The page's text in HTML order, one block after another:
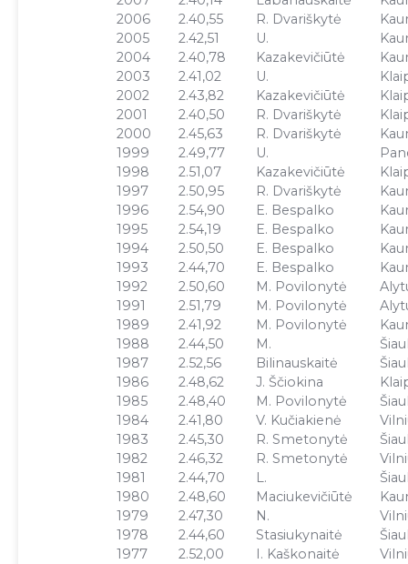
2006
2005
2004
2003
2002
2001
2000
1999
1998
1997
1996
1995
1994
1993
1992
1991
1989
1988
1987
1986
1985
1984
1983
1982
1981
1980
1979
1978
1977
2.40,55
2.42,51
2.40,78
2.41,02
2.43,82
2.40,50
2.45,63
2.49,77
2.51,07
2.50,95
2.54,90
2.54,19
2.50,50
2.44,70
2.50,60
2.51,79
2.41,92
2.44,50
2.52,56
2.48,62
2.48,40
2.41,80
2.45,30
2.46,32
2.44,70
2.48,60
2.47,30
2.44,60
2.52,00
R. Dvariškytė
U.
Kazakevičiūtė
U.
Kazakevičiūtė
R. Dvariškytė
R. Dvariškytė
U.
Kazakevičiūtė
R. Dvariškytė
E. Bespalko
E. Bespalko
E. Bespalko
E. Bespalko
M. Povilonytė
M. Povilonytė
M. Povilonytė
M.
Bilinauskaitė
J. Ščiokina
M. Povilonytė
V. Kučiakienė
R. Smetonytė
R. Smetonytė
L.
Maciukevičiūtė
N.
Stasiukynaitė
I. Kaškonaitė